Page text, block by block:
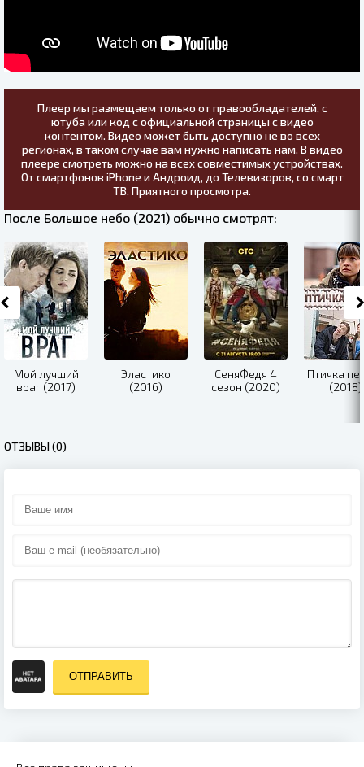
Плеер мы размещаем только от правообладателей, с
ютуба или код с официальной страницы с видео
контентом. Видео может быть доступно не во всех
регионах, в таком случае вам нужно написать нам. В видео
плеере смотреть можно на всех совместимых устройствах.
От смартфонов iPhone и Андроид, до Телевизоров, со смарт
ТВ. Приятного просмотра.
После Большое небо (2021) обычно смотрят:
Мой лучший
враг (2017)
Эластико
(2016)
СеняФедя 4
сезон (2020)
Птичка
(2018)
ОТЗЫВЫ (0)
ОТПРАВИТЬ